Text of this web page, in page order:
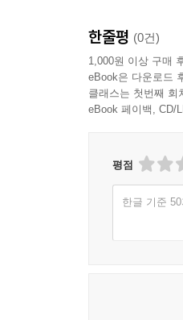
한줄평 (0건)
1,000원 이상 구매
eBook은 다운로드
클래스는 첫번째 회
eBook 페이백, CD/
평점
한글 기준